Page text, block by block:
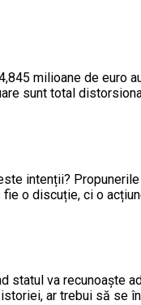
milioane de euro
sunt total
intenții?
o discuție, ci o
statul va recunoaște
ar trebui să se